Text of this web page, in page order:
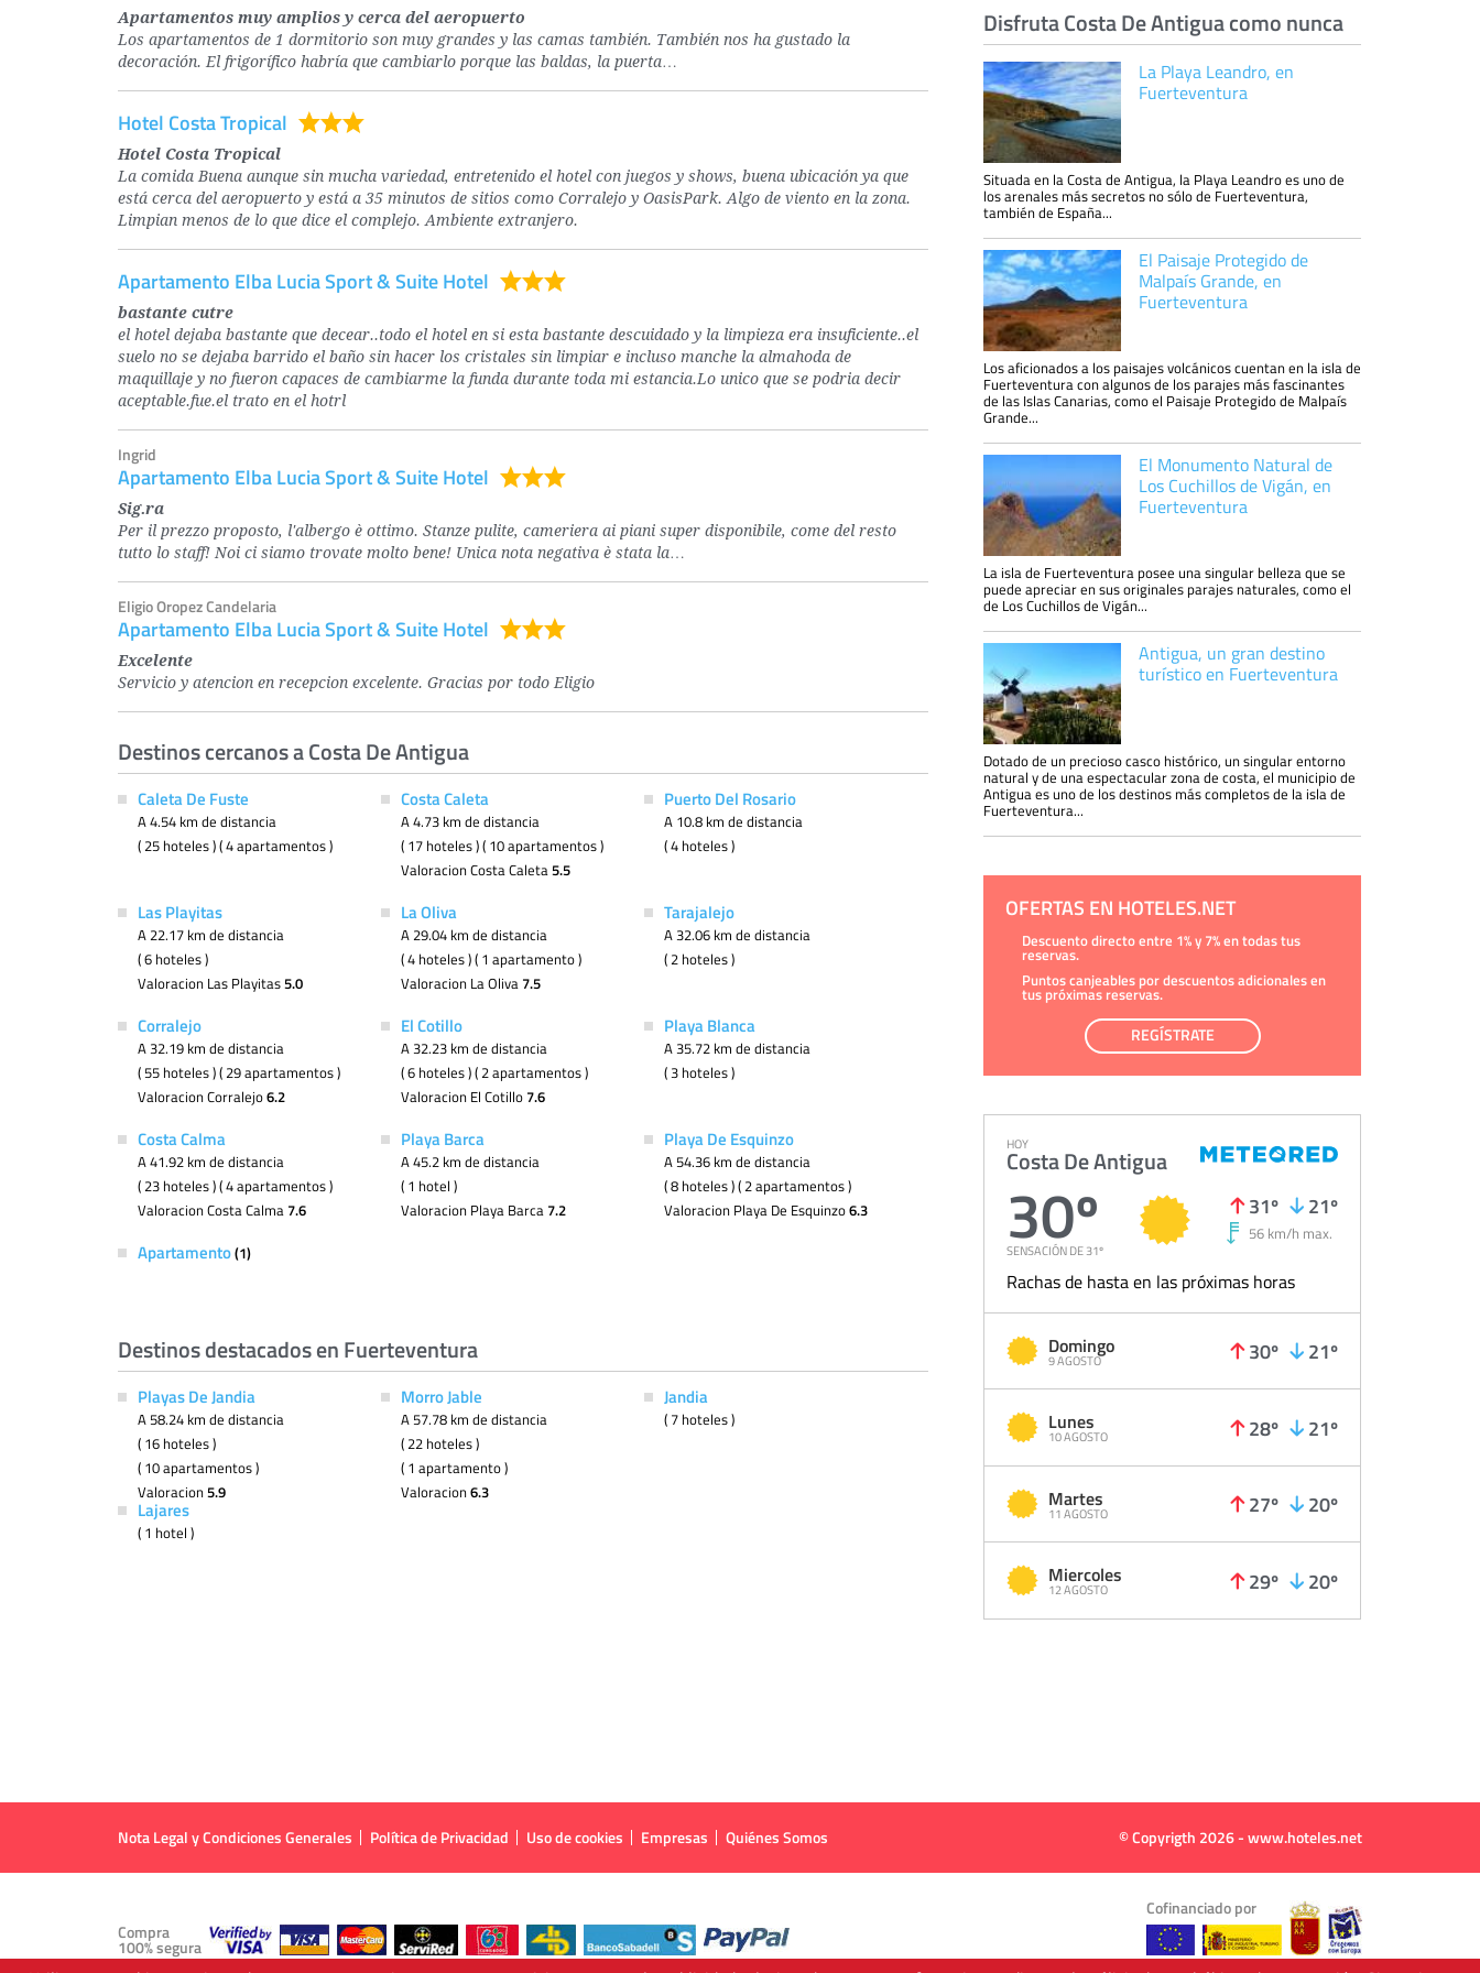
Apartamentos muy amplios y cerca del aeropuerto
Los apartamentos de 1 dormitorio son muy grandes y las camas también. También nos ha gustado la
decoración. El frigorífico habría que cambiarlo porque las baldas, la puerta…
Hotel Costa Tropical
Hotel Costa Tropical
La comida Buena aunque sin mucha variedad, entretenido el hotel con juegos y shows, buena ubicación ya que
está cerca del aeropuerto y está a 35 minutos de sitios como Corralejo y OasisPark. Algo de viento en la zona.
Limpian menos de lo que dice el complejo. Ambiente extranjero.
Apartamento Elba Lucia Sport & Suite Hotel
bastante cutre
el hotel dejaba bastante que decear..todo el hotel en si esta bastante descuidado y la limpieza era insuficiente..el
suelo no se dejaba barrido el baño sin hacer los cristales sin limpiar e incluso manche la almahoda de
maquillaje y no fueron capaces de cambiarme la funda durante toda mi estancia.Lo unico que se podria decir
aceptable.fue.el trato en el hotrl
Ingrid
Apartamento Elba Lucia Sport & Suite Hotel
Sig.ra
Per il prezzo proposto, l'albergo è ottimo. Stanze pulite, cameriera ai piani super disponibile, come del resto
tutto lo staff! Noi ci siamo trovate molto bene! Unica nota negativa è stata la…
Eligio Oropez Candelaria
Apartamento Elba Lucia Sport & Suite Hotel
Excelente
Servicio y atencion en recepcion excelente. Gracias por todo Eligio
Destinos cercanos a Costa De Antigua
Caleta De Fuste
A 4.54 km de distancia
( 25 hoteles ) ( 4 apartamentos )
Costa Caleta
A 4.73 km de distancia
( 17 hoteles ) ( 10 apartamentos )
Valoracion Costa Caleta5.5
Puerto Del Rosario
A 10.8 km de distancia
( 4 hoteles )
Las Playitas
A 22.17 km de distancia
( 6 hoteles )
Valoracion Las Playitas5.0
La Oliva
A 29.04 km de distancia
( 4 hoteles ) ( 1 apartamento )
Valoracion La Oliva 7.5
Tarajalejo
A 32.06 km de distancia
( 2 hoteles )
Corralejo
A 32.19 km de distancia
( 55 hoteles ) ( 29 apartamentos )
Valoracion Corralejo6.2
El Cotillo
A 32.23 km de distancia
( 6 hoteles ) ( 2 apartamentos )
Valoracion El Cotillo 7.6
Playa Blanca
A 35.72 km de distancia
( 3 hoteles )
Costa Calma
A 41.92 km de distancia
( 23 hoteles ) ( 4 apartamentos )
Valoracion Costa Calma 7.6
Playa Barca
A 45.2 km de distancia
( 1 hotel )
Valoracion Playa Barca 7.2
Playa De Esquinzo
A 54.36 km de distancia
( 8 hoteles ) ( 2 apartamentos )
Valoracion Playa De Esquinzo6.3
Apartamento(1)
Destinos destacados en Fuerteventura
Playas De Jandia
A 58.24 km de distancia
( 16 hoteles )
( 10 apartamentos )
Valoracion5.9
Morro Jable
A 57.78 km de distancia
( 22 hoteles )
( 1 apartamento )
Valoracion6.3
Jandia
( 7 hoteles )
Lajares
( 1 hotel )
Disfruta Costa De Antigua como nunca
La Playa Leandro, en
Fuerteventura
Situada en la Costa de Antigua, la Playa Leandro es uno de
los arenales más secretos no sólo de Fuerteventura,
también de España...
El Paisaje Protegido de
Malpaís Grande, en
Fuerteventura
Los aficionados a los paisajes volcánicos cuentan en la isla de
Fuerteventura con algunos de los parajes más fascinantes
de las Islas Canarias, como el Paisaje Protegido de Malpaís
Grande...
El Monumento Natural de
Los Cuchillos de Vigán, en
Fuerteventura
La isla de Fuerteventura posee una singular belleza que se
puede apreciar en sus originales parajes naturales, como el
de Los Cuchillos de Vigán...
Antigua, un gran destino
turístico en Fuerteventura
Dotado de un precioso casco histórico, un singular entorno
natural y de una espectacular zona de costa, el municipio de
Antigua es uno de los destinos más completos de la isla de
Fuerteventura...
OFERTAS EN HOTELES.NET
Descuento directo entre 1% y 7% en todas tus
reservas.
Puntos canjeables por descuentos adicionales en
tus próximas reservas.
REGÍSTRATE
HOY
Costa De Antigua
30º
SENSACIÓN DE 31º
31º 21º
56 km/h max.
Rachas de hasta en las próximas horas
Domingo
9 AGOSTO 30º 21º
Lunes
10 AGOSTO 28º 21º
Martes
11 AGOSTO 27º 20º
Miercoles
12 AGOSTO 29º 20º
Nota Legal y Condiciones Generales Política de Privacidad Uso de cookies Empresas Quiénes Somos © Copyrigth 2026 - www.hoteles.net
Compra
100% segura
Cofinanciado por